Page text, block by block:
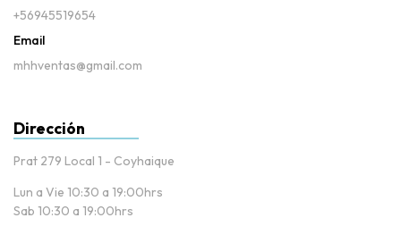
+56945519654
Email
mhhventas@gmail.com
Dirección
Prat 279 Local 1 - Coyhaique
Lun a Vie 10:30 a 19:00hrs
Sab 10:30 a 19:00hrs